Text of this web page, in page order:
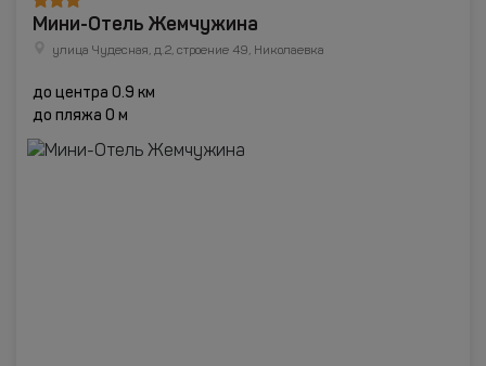
Мини-Отель Жемчужина
улица Чудесная, д.2, строение 49, Николаевка
до центра 0.9 км
до пляжа 0 м